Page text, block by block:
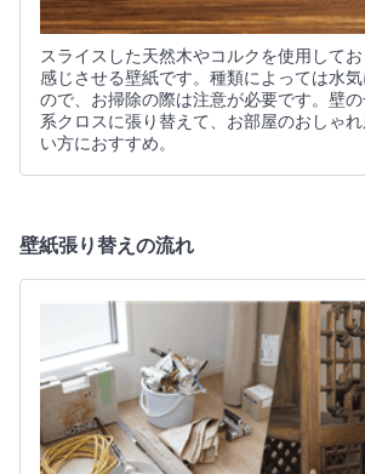
スライスした天然木やコルクを使用して
感じさせる壁紙です。種類によっては水
ので、お掃除の際は注意が必要です。壁
系クロスに張り替えて、お部屋のおしゃ
い方におすすめ。
壁紙張り替えの流れ